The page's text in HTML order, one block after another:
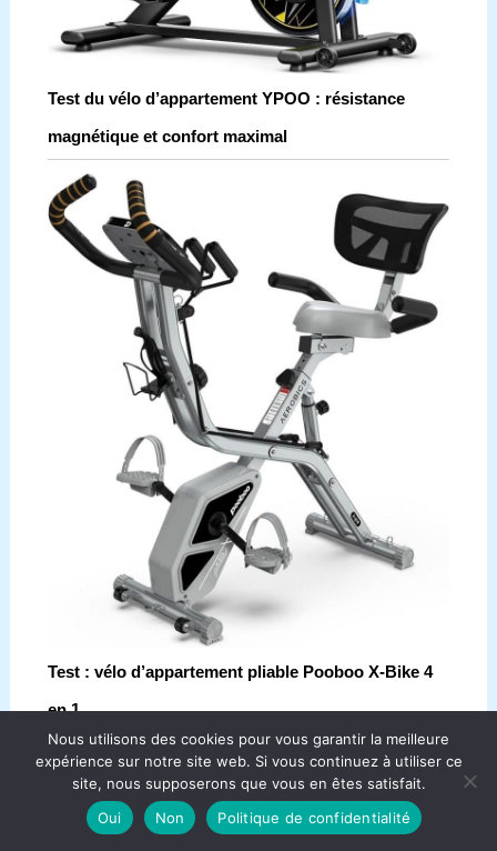
Test du vélo d’appartement YPOO : résistance
magnétique et confort maximal
Test : vélo d’appartement pliable Pooboo X-Bike 4
en 1
Copyright © 2026 Aqua Bike France.
Nous utilisons des cookies pour vous garantir la meilleure
expérience sur notre site web. Si vous continuez à utiliser ce
site, nous supposerons que vous en êtes satisfait.
Oui
Non Politique de confidentialité